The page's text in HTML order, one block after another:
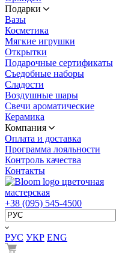
Подарки
Вазы
Косметика
Мягкие игрушки
Открытки
Подарочные сертификаты
Съедобные наборы
Сладости
Воздушные шары
Свечи ароматические
Керамика
Компания
Оплата и доставка
Программа лояльности
Контроль качества
Контакты
цветочная
мастерская
+38 (095) 545-4500
РУС УКР ENG